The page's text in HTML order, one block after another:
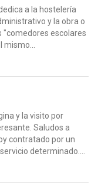
a la hostelería
y la obra o
"comedores escolares
y la visito por
Saludos a
contratado por un
determinado....